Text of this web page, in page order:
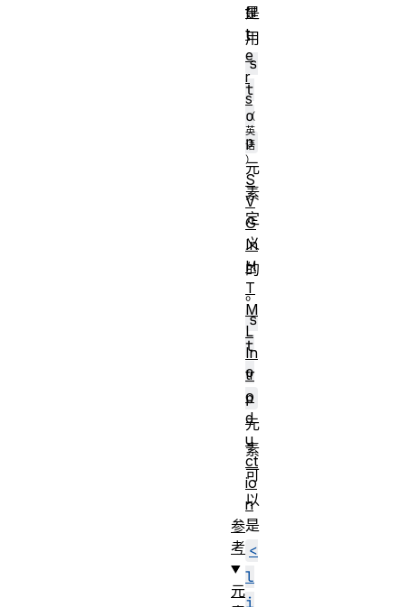
是
用
s
t
o
p
元
素
定
义
的
。
s
t
o
p
元
素
可
以
是
<
l
i
fil
t
e
r
s
S
V
G
In
H
T
M
L
In
tr
o
d
u
ct
io
n
参
考
元